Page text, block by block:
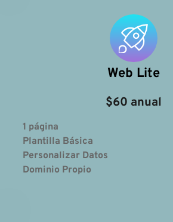
Web Lite
$60 anual
1 página
Plantilla Básica
Personalizar Datos
Dominio Propio